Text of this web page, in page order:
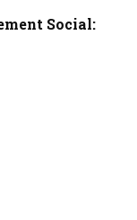
Social: